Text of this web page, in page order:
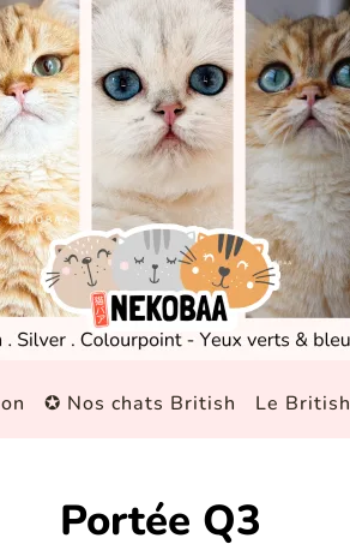
✪ Nos chats British Le British
Portée Q3